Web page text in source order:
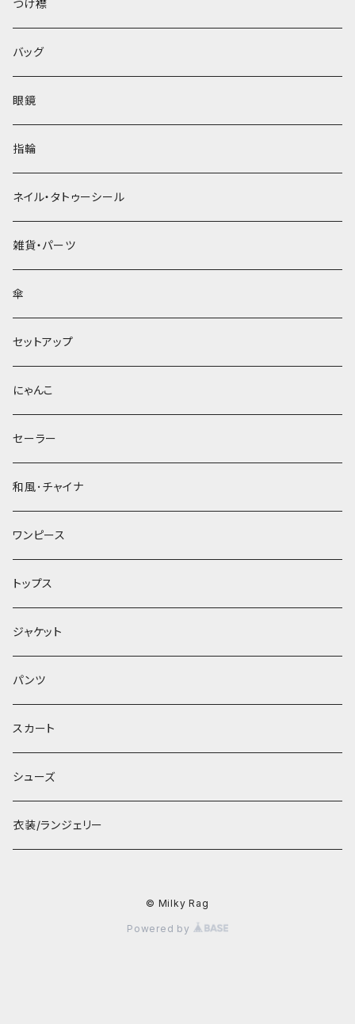
ベレー帽
つけ襟
バッグ
眼鏡
指輪
ネイル・タトゥーシール
雑貨・パーツ
傘
セットアップ
にゃんこ
セーラー
和風･チャイナ
ワンピース
トップス
ジャケット
パンツ
スカート
シューズ
衣装/ランジェリー
© Milky Rag
Powered by